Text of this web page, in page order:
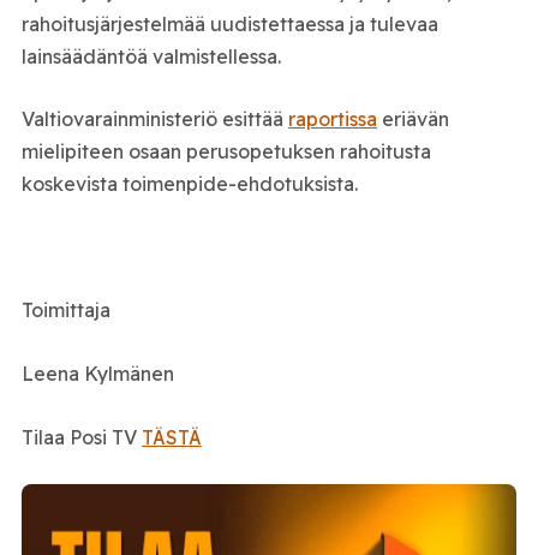
rahoitusjärjestelmää uudistettaessa ja tulevaa
lainsäädäntöä valmistellessa.
Valtiovarainministeriö esittää raportissa eriävän
mielipiteen osaan perusopetuksen rahoitusta
koskevista toimenpide-ehdotuksista.
Toimittaja
Leena Kylmänen
Tilaa Posi TV TÄSTÄ